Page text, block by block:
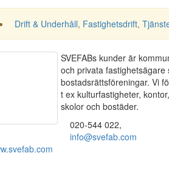
Drift & Underhåll, Fastighetsdrift,
SVEFABs kunder är
och privata fastighetsägare
bostadsrättsföreningar. Vi
t ex kulturfastigheter, kontor,
skolor och bostäder.
020-544 022,
info@svefab.com